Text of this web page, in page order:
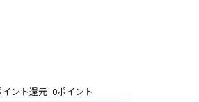
イント還元 0ポイント